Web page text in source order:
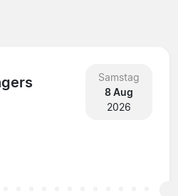
Samstag
8 Aug
2026